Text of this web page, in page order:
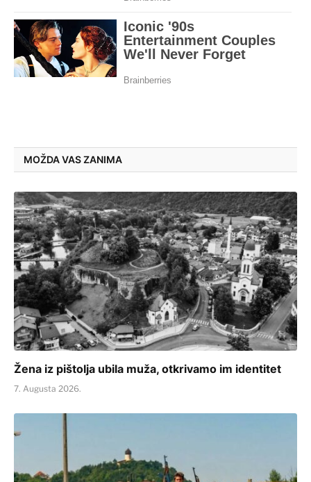
MOŽDA VAS ZANIMA
Žena iz pištolja ubila muža, otkrivamo im identitet
7. Augusta 2026.